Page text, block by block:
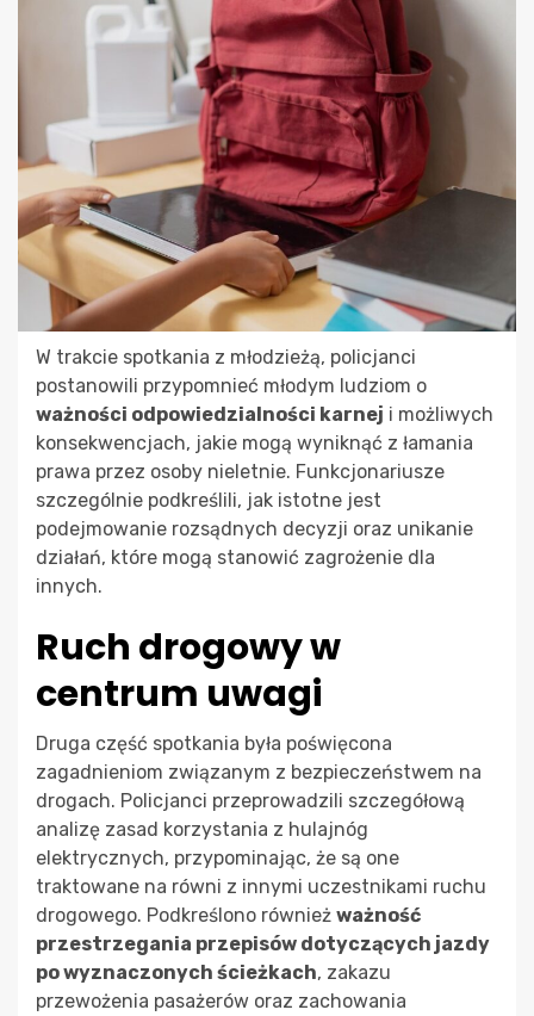
W trakcie spotkania z młodzieżą, policjanci
postanowili przypomnieć młodym ludziom o
ważności odpowiedzialności karnej i możliwych
konsekwencjach, jakie mogą wyniknąć z łamania
prawa przez osoby nieletnie. Funkcjonariusze
szczególnie podkreślili, jak istotne jest
podejmowanie rozsądnych decyzji oraz unikanie
działań, które mogą stanowić zagrożenie dla
innych.
Ruch drogowy w
centrum uwagi
Druga część spotkania była poświęcona
zagadnieniom związanym z bezpieczeństwem na
drogach. Policjanci przeprowadzili szczegółową
analizę zasad korzystania z hulajnóg
elektrycznych, przypominając, że są one
traktowane na równi z innymi uczestnikami ruchu
drogowego. Podkreślono również ważność
przestrzegania przepisów dotyczących jazdy
po wyznaczonych ścieżkach, zakazu
przewożenia pasażerów oraz zachowania